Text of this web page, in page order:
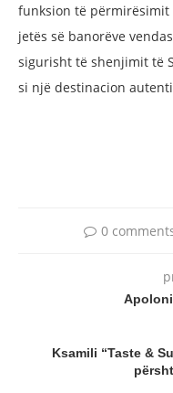
funksion të përmirësimit
jetës së banorëve
sigurisht të shenjimit të
si një destinacion
0
Ksamili “Taste &